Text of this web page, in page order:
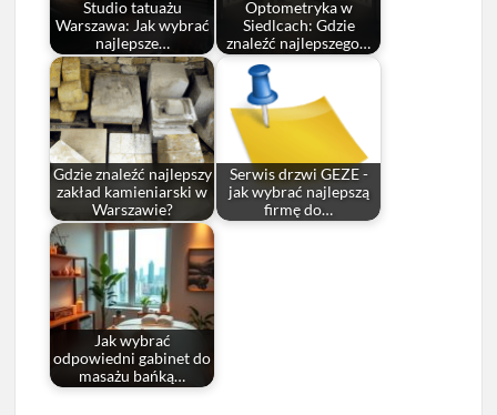
Studio tatuażu
Warszawa: Jak wybrać
najlepsze…
Optometryka w
Siedlcach: Gdzie
znaleźć najlepszego…
Gdzie znaleźć najlepszy
zakład kamieniarski w
Warszawie?
Serwis drzwi GEZE -
jak wybrać najlepszą
firmę do…
Jak wybrać
odpowiedni gabinet do
masażu bańką…